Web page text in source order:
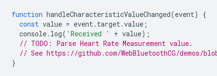
function handleCharacteristicValueChanged(event)
{
const value = event. target.value ;
console. log( 'Received ' + value);
// TODO: Parse Heart Rate Measurement value.
// See https://github.com/WebBluetoothCG/demos/
}